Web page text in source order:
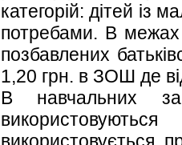
категорій: дітей із
потребами. В межах
позбавлених
1,20 грн. в ЗОШ де
В навчальних